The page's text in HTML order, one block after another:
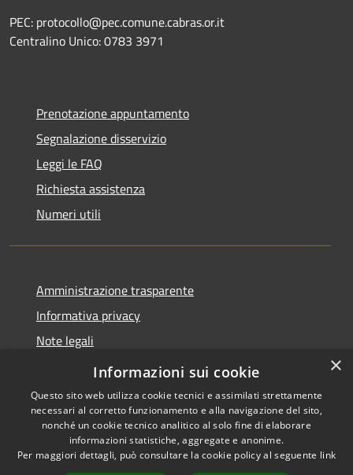
PEC: protocollo@pec.comune.cabras.or.it
Centralino Unico: 0783 3971
Prenotazione appuntamento
Segnalazione disservizio
Leggi le FAQ
Richiesta assistenza
Numeri utili
Amministrazione trasparente
Informativa privacy
Note legali
Dichiarazione di accessibilità
Accessibilità
Copyright © 2026 • Comune di
Cabras • Powered by
×
Informazioni sui cookie
Questo sito web utilizza cookie tecnici e assimilati strettamente
necessari al corretto funzionamento e alla navigazione del sito,
nonché un cookie tecnico analitico al solo fine di elaborare
informazioni statistiche, aggregate e anonime.
Per maggiori dettagli, può consultare la cookie policy al seguente link